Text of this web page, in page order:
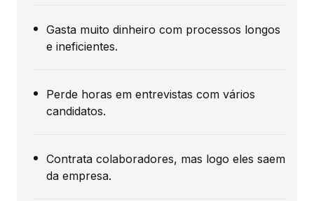
Gasta muito dinheiro com processos longos
e ineficientes.
Perde horas em entrevistas com vários
candidatos.
Contrata colaboradores, mas logo eles saem
da empresa.